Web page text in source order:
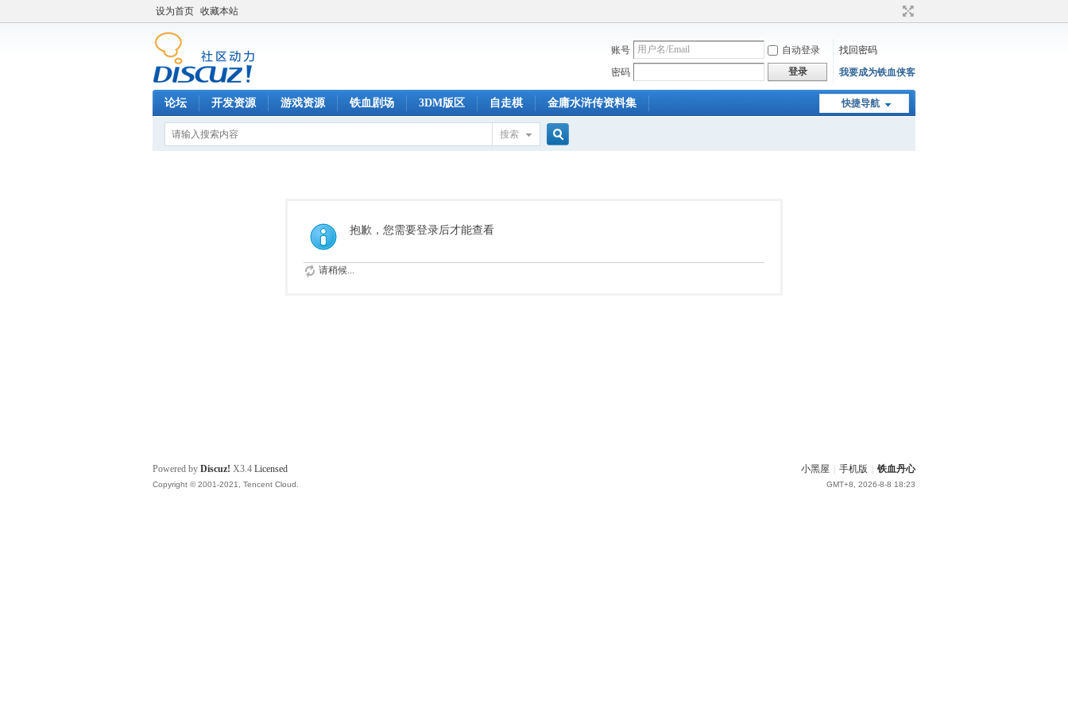
设为首页 收藏本站
账号 自动登录
找回密码
密码
登录 我要成为铁血侠客
快捷导航
论坛 开发资源 游戏资源 铁血剧场 3DM版区 自走棋 金庸水浒传资料集
搜索
抱歉，您需要登录后才能查看
请稍候...
小黑屋 手机版 铁血丹心
GMT+8, 2026-8-8 18:23
Powered by Discuz! X3.4 Licensed
Copyright © 2001-2021, Tencent Cloud.